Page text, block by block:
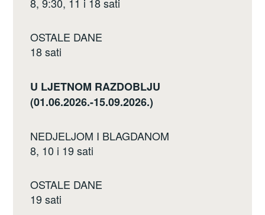
OSTALE DANE
18 sati
U LJETNOM RAZDOBLJU
(01.06.2026.-15.09.2026.)
NEDJELJOM I BLAGDANOM
8, 10 i 19 sati
OSTALE DANE
19 sati